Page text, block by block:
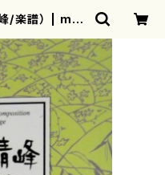
/楽譜） | mot